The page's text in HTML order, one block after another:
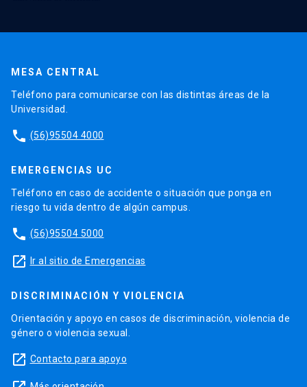
MESA CENTRAL
Teléfono para comunicarse con las distintas áreas de la
Universidad.
phone (56)95504 4000
EMERGENCIAS UC
Teléfono en caso de accidente o situación que ponga en
riesgo tu vida dentro de algún campus.
phone (56)95504 5000
launch Ir al sitio de Emergencias
DISCRIMINACIÓN Y VIOLENCIA
Orientación y apoyo en casos de discriminación, violencia de
género o violencia sexual.
launch Contacto para apoyo